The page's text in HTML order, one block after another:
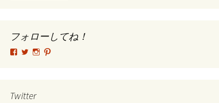
ブ
フォローしてね！
tsutomu.hattori.33
フ
SottakuninMoai
フ
tsutomu.hattori.33
Twitter